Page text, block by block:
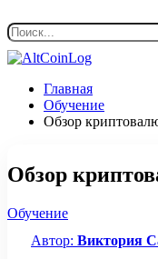
Главная
Обучение
Обзор
Обзор
Обучение
Автор: Виктория